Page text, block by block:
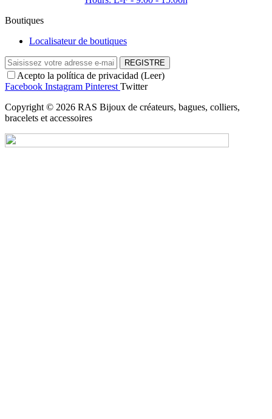
Boutiques
Localisateur de boutiques
REGISTRE
Acepto la política de privacidad (Leer)
Facebook Instagram Pinterest Twitter
Copyright © 2026 RAS Bijoux de créateurs, bagues, colliers,
bracelets et accessoires